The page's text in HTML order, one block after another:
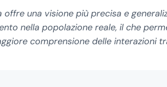
offre una visione più precisa e
nella popolazione reale, il che
comprensione delle interazioni